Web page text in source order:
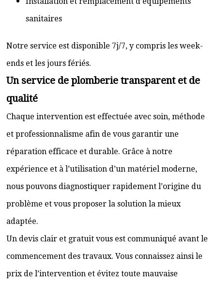
sanitaires
Notre service est disponible 7j/7, y compris les week-
ends et les jours fériés.
Un service de plomberie transparent et de
qualité
Chaque intervention est effectuée avec soin, méthode
et professionnalisme afin de vous garantir une
réparation efficace et durable. Grâce à notre
expérience et à l’utilisation d’un matériel moderne,
nous pouvons diagnostiquer rapidement l’origine du
problème et vous proposer la solution la mieux
adaptée.
Un devis clair et gratuit vous est communiqué avant le
commencement des travaux. Vous connaissez ainsi le
prix de l’intervention et évitez toute mauvaise